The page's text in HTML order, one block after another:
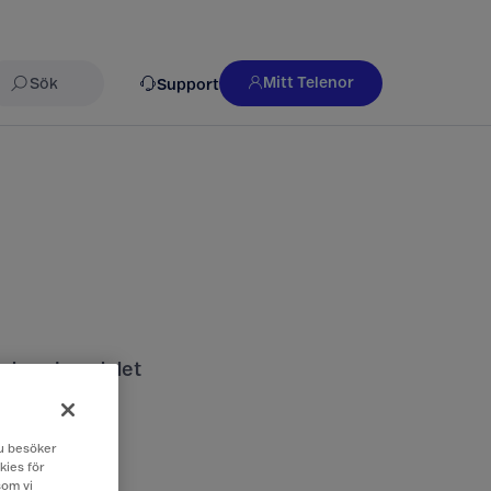
Sök Support Mitt Telenor
och vad det
besöker
för
vi